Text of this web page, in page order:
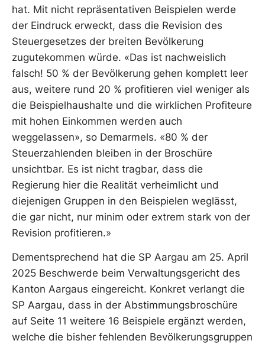
hat. Mit nicht repräsentativen Beispielen werde
der Eindruck erweckt, dass die Revision des
Steuergesetzes der breiten Bevölkerung
zugutekommen würde. «Das ist nachweislich
falsch! 50 % der Bevölkerung gehen komplett leer
aus, weitere rund 20 % profitieren viel weniger als
die Beispielhaushalte und die wirklichen Profiteure
mit hohen Einkommen werden auch
weggelassen», so Demarmels. «80 % der
Steuerzahlenden bleiben in der Broschüre
unsichtbar. Es ist nicht tragbar, dass die
Regierung hier die Realität verheimlicht und
diejenigen Gruppen in den Beispielen weglässt,
die gar nicht, nur minim oder extrem stark von der
Revision profitieren.»
Dementsprechend hat die SP Aargau am 25. April
2025 Beschwerde beim Verwaltungsgericht des
Kanton Aargaus eingereicht. Konkret verlangt die
SP Aargau, dass in der Abstimmungsbroschüre
auf Seite 11 weitere 16 Beispiele ergänzt werden,
welche die bisher fehlenden Bevölkerungsgruppen